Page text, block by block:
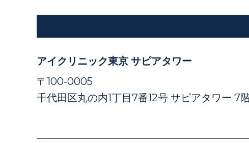
アイクリニック東京 サピアタワー
〒100-0005
千代田区丸の内1丁目7番12号 サピアタワー 7